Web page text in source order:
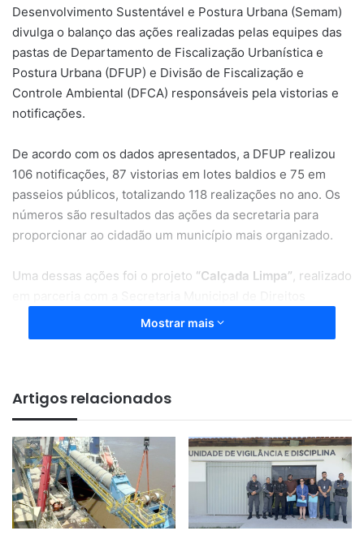
Desenvolvimento Sustentável e Postura Urbana (Semam)
divulga o balanço das ações realizadas pelas equipes das
pastas de Departamento de Fiscalização Urbanística e
Postura Urbana (DFUP) e Divisão de Fiscalização e
Controle Ambiental (DFCA) responsáveis pela vistorias e
notificações.
De acordo com os dados apresentados, a DFUP realizou
106 notificações, 87 vistorias em lotes baldios e 75 em
passeios públicos, totalizando 118 realizações no ano. Os
números são resultados das ações da secretaria para
proporcionar ao cidadão um município mais organizado.
Uma dessas ações foi o projeto “Calçada Limpa” , realizado
Humanos (SemDH) para orientar empresários e moradores
para a desobstrução do passeio público no bairro.
Mostrar mais
Artigos relacionados